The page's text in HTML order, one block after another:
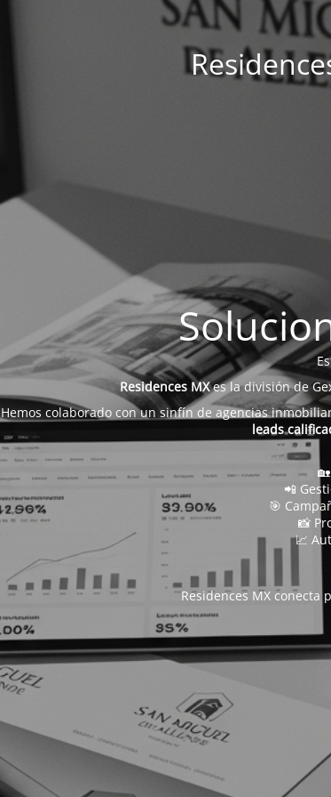
Residences MXes la división de
Hemos colaborado con un sinfín de agencias
leads
📲
🎯
📸
📈
Residences MX